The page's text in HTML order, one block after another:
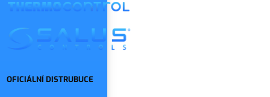
OFICIÁLNÍ DISTRUBUCE